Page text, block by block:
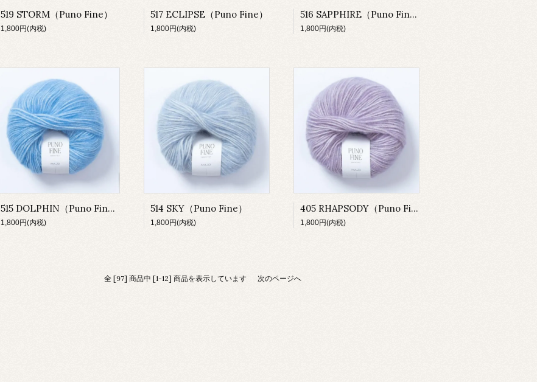
519 STORM（Puno Fine）
1,800円(内税)
517 ECLIPSE（Puno Fine）
1,800円(内税)
516 SAPPHIRE（Puno Fine）
1,800円(内税)
515 DOLPHIN（Puno Fine）
1,800円(内税)
514 SKY（Puno Fine）
1,800円(内税)
405 RHAPSODY（Puno Fine）
1,800円(内税)
全 [97] 商品中 [1-12] 商品を表示しています 次のページへ